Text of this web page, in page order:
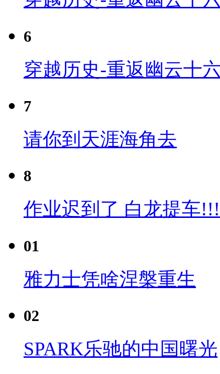
6
穿越历史-重返幽云十
7
请你到天涯海角去
8
作业迟到了 白龙提车
01
雅力士凭啥涅槃重生
02
SPARK乐驰的中国曙光